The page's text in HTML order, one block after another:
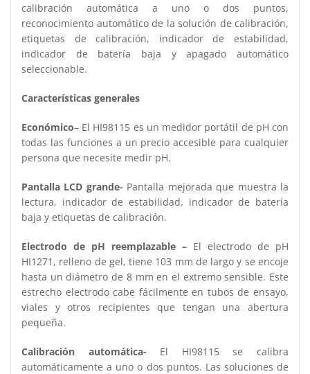
calibración automática a uno o dos puntos,
reconocimiento automático de la solución de calibración,
etiquetas de calibración, indicador de estabilidad,
indicador de batería baja y apagado automático
seleccionable.
Características generales
Económico– El HI98115 es un medidor portátil de pH con
todas las funciones a un precio accesible para cualquier
persona que necesite medir pH.
Pantalla LCD grande- Pantalla mejorada que muestra la
lectura, indicador de estabilidad, indicador de batería
baja y etiquetas de calibración.
Electrodo de pH reemplazable – El electrodo de pH
HI1271, relleno de gel, tiene 103 mm de largo y se encoje
hasta un diámetro de 8 mm en el extremo sensible. Este
estrecho electrodo cabe fácilmente en tubos de ensayo,
viales y otros recipientes que tengan una abertura
pequeña.
Calibración automática- El HI98115 se calibra
automáticamente a uno o dos puntos. Las soluciones de